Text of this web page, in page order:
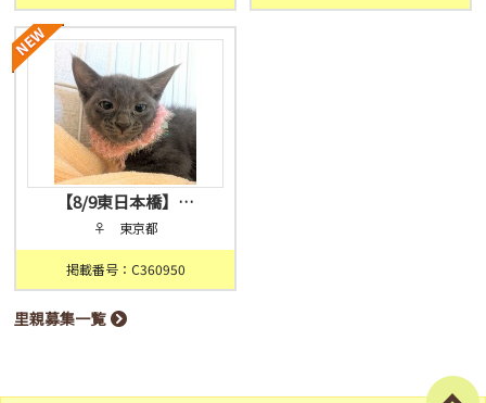
【8/9東日本橋】…
♀ 東京都
掲載番号：C360950
里親募集一覧